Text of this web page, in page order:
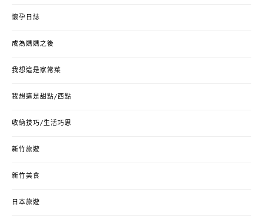
懷孕日誌
成為媽媽之後
我想這是家常菜
我想這是甜點/西點
收納技巧/生活巧思
新竹旅遊
新竹美食
日本旅遊